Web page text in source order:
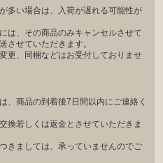
多い場合は、入荷が遅れる可能性が
は、その商品のみキャンセルさせて
させていただきます。
更、同梱などはお受付しておりませ
、商品の到着後7日間以内にご連絡く
換若しくは返金とさせていただきま
きましては、承っていませんのでご